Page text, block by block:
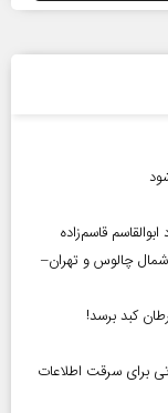
قاسم‌زاده
چالوس و تهران–
کبد برسد!
برای سرقت اطلاعات